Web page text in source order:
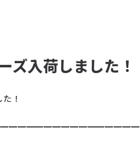
入荷しました！
！
━━━━